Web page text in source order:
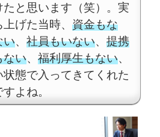
と思います（笑）。実
げた当時、 資金もな
い、 社員もいない、 提携
ない、 福利厚生もない、
態で入ってきてくれた
よね。